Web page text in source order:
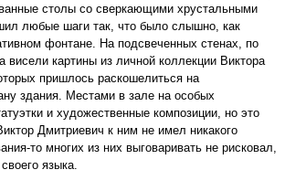
столы со сверкающими хрустальными
любые шаги так, что было слышно, как
фонтане. На подсвеченных стенах, по
висели картины из личной коллекции Виктора
пришлось раскошелиться на
здания. Местами в зале на особых
и художественные композиции, но это
Дмитриевич к ним не имел никакого
то многих из них выговаривать не рисковал,
языка.